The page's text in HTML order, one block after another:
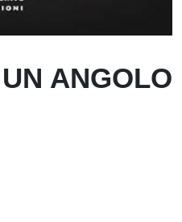
ANGOLO